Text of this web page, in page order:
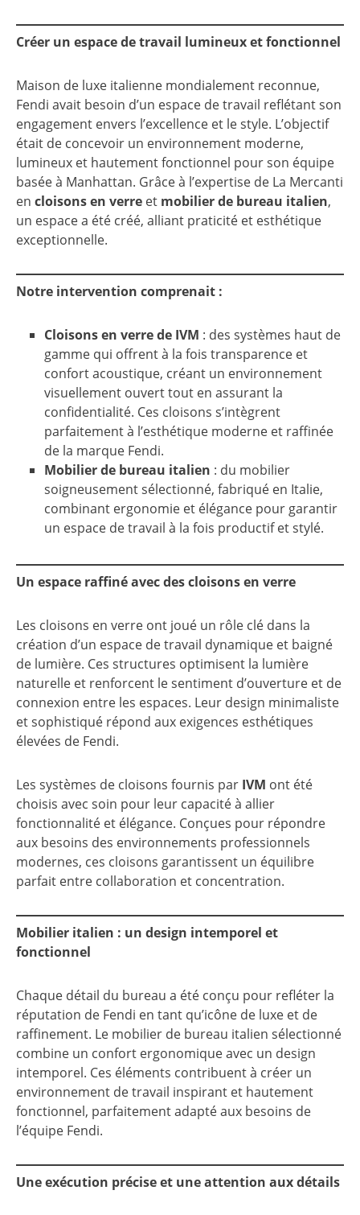
Créer un espace de travail lumineux et fonctionnel
Maison de luxe italienne mondialement reconnue,
Fendi avait besoin d’un espace de travail reflétant son
engagement envers l’excellence et le style. L’objectif
était de concevoir un environnement moderne,
lumineux et hautement fonctionnel pour son équipe
basée à Manhattan. Grâce à l’expertise de La Mercanti
en cloisons en verre et mobilier de bureau italien,
un espace a été créé, alliant praticité et esthétique
exceptionnelle.
Notre intervention comprenait :
Cloisons en verre de IVM : des systèmes haut de
gamme qui offrent à la fois transparence et
confort acoustique, créant un environnement
visuellement ouvert tout en assurant la
confidentialité. Ces cloisons s’intègrent
parfaitement à l’esthétique moderne et raffinée
de la marque Fendi.
Mobilier de bureau italien : du mobilier
soigneusement sélectionné, fabriqué en Italie,
combinant ergonomie et élégance pour garantir
un espace de travail à la fois productif et stylé.
Un espace raffiné avec des cloisons en verre
Les cloisons en verre ont joué un rôle clé dans la
création d’un espace de travail dynamique et baigné
de lumière. Ces structures optimisent la lumière
naturelle et renforcent le sentiment d’ouverture et de
connexion entre les espaces. Leur design minimaliste
et sophistiqué répond aux exigences esthétiques
élevées de Fendi.
Les systèmes de cloisons fournis par IVM ont été
choisis avec soin pour leur capacité à allier
fonctionnalité et élégance. Conçues pour répondre
aux besoins des environnements professionnels
modernes, ces cloisons garantissent un équilibre
parfait entre collaboration et concentration.
Mobilier italien : un design intemporel et
fonctionnel
Chaque détail du bureau a été conçu pour refléter la
réputation de Fendi en tant qu’icône de luxe et de
raffinement. Le mobilier de bureau italien sélectionné
combine un confort ergonomique avec un design
intemporel. Ces éléments contribuent à créer un
environnement de travail inspirant et hautement
fonctionnel, parfaitement adapté aux besoins de
l’équipe Fendi.
Une exécution précise et une attention aux détails